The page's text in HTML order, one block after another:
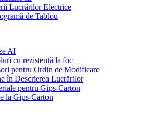
Lucrărilor Electrice
de Tablou
AI
cu rezistență la foc
pentru Ordin de Modificare
în Descrierea Lucrărilor
pentru Gips-Carton
la Gips-Carton